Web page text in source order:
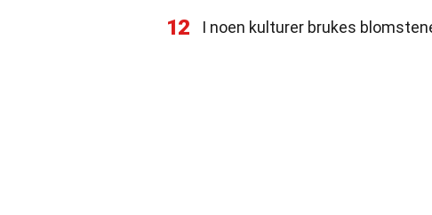
12 I noen kulturer brukes